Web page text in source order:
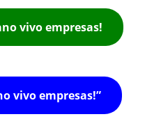
vivo empresas!
vivo empresas!”